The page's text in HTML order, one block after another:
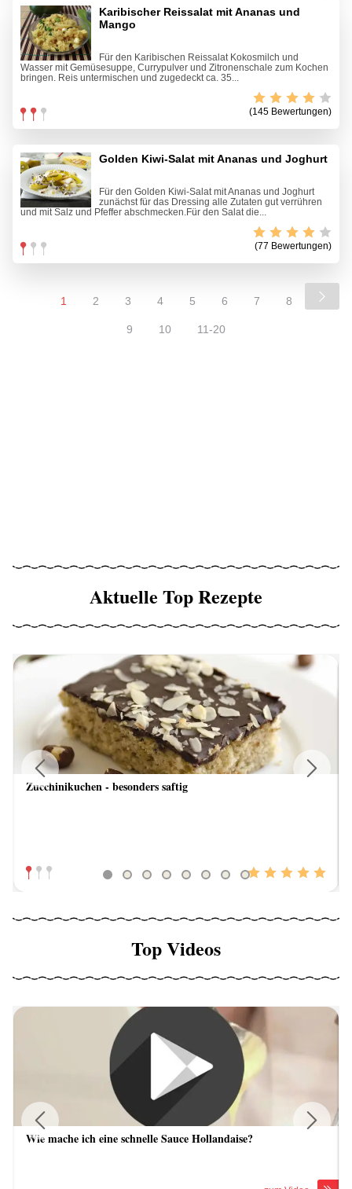
Karibischer Reissalat mit Ananas und
Mango
Für den Karibischen Reissalat Kokosmilch und
Wasser mit Gemüsesuppe, Currypulver und Zitronenschale zum Kochen
bringen. Reis untermischen und zugedeckt ca. 35...
(145 Bewertungen)
Golden Kiwi-Salat mit Ananas und Joghurt
Für den Golden Kiwi-Salat mit Ananas und Joghurt
zunächst für das Dressing alle Zutaten gut verrühren
und mit Salz und Pfeffer abschmecken.Für den Salat die...
(77 Bewertungen)
1 2 3 4 5 6 7 8
9 10 11-20
Aktuelle Top Rezepte
Zucchinikuchen - besonders saftig
Previous
Top Videos
Wie mache ich eine schnelle Sauce Hollandaise?
Previous